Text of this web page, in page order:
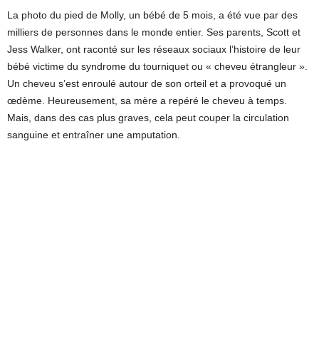
La photo du pied de Molly, un bébé de 5 mois, a été vue par des
milliers de personnes dans le monde entier. Ses parents, Scott et
Jess Walker, ont raconté sur les réseaux sociaux l’histoire de leur
bébé victime du syndrome du tourniquet ou « cheveu étrangleur ».
Un cheveu s’est enroulé autour de son orteil et a provoqué un
œdème. Heureusement, sa mère a repéré le cheveu à temps.
Mais, dans des cas plus graves, cela peut couper la circulation
sanguine et entraîner une amputation.